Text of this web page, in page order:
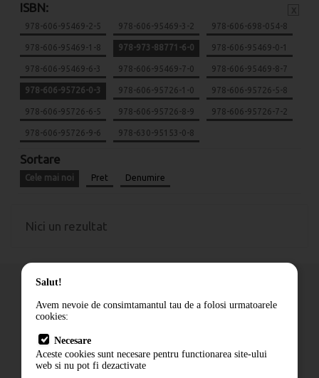
ISBN:
978-606-95469-2-5 978-606-95469-3-2 978-606-698-054-8
978-606-95469-1-8 978-973-88771-6-0 978-606-95469-0-1
978-606-95469-6-3 978-606-95469-7-0 978-606-95469-8-7
978-606-95726-0-3 978-606-95726-1-0 978-606-95726-5-8
978-606-95726-6-5 978-606-95726-8-9 978-606-95726-7-2
978-606-95726-9-6 978-630-95153-0-8
Sortare
Cele mai noi Pret Denumire
Nici un rezultat
Cum comand
Livrare
Contact
Salut!
Avem nevoie de consimtamantul tau de a folosi urmatoarele
cookies:
Necesare
Aceste cookies sunt necesare pentru functionarea site-ului
web si nu pot fi dezactivate